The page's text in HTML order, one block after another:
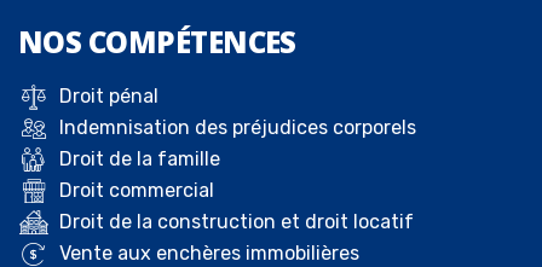
NOS COMPÉTENCES
Droit pénal
Indemnisation des préjudices corporels
Droit de la famille
Droit commercial
Droit de la construction et droit locatif
Vente aux enchères immobilières